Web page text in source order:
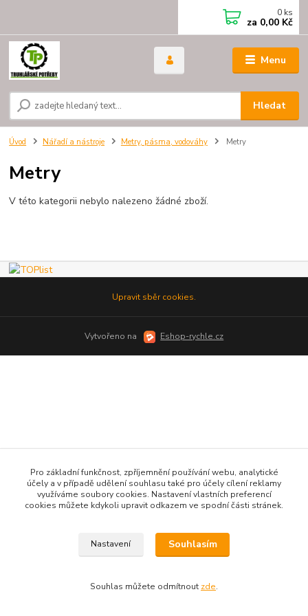
Menu
Hledat
0 ks
za 0,00 Kč
Úvod Nářadí a nástroje Metry, pásma, vodováhy Metry
Metry
V této kategorii nebylo nalezeno žádné zboží.
Upravit sběr cookies.
Vytvořeno na Eshop-rychle.cz
Pro základní funkčnost, zpříjemnění používání webu, analytické
účely a v případě udělení souhlasu také pro účely cílení reklamy
využíváme soubory cookies. Nastavení vlastních preferencí
cookies můžete kdykoli upravit odkazem ve spodní části stránek.
Nastavení Souhlasím
Souhlas můžete odmítnout zde.